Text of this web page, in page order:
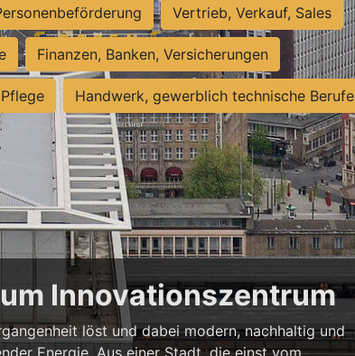
Vertrieb, Verkauf, Sales
Finanzen, Banken, Versicherungen
Handwerk, gewerblich technische Berufe
Innovationszentrum
löst und dabei modern, nachhaltig und